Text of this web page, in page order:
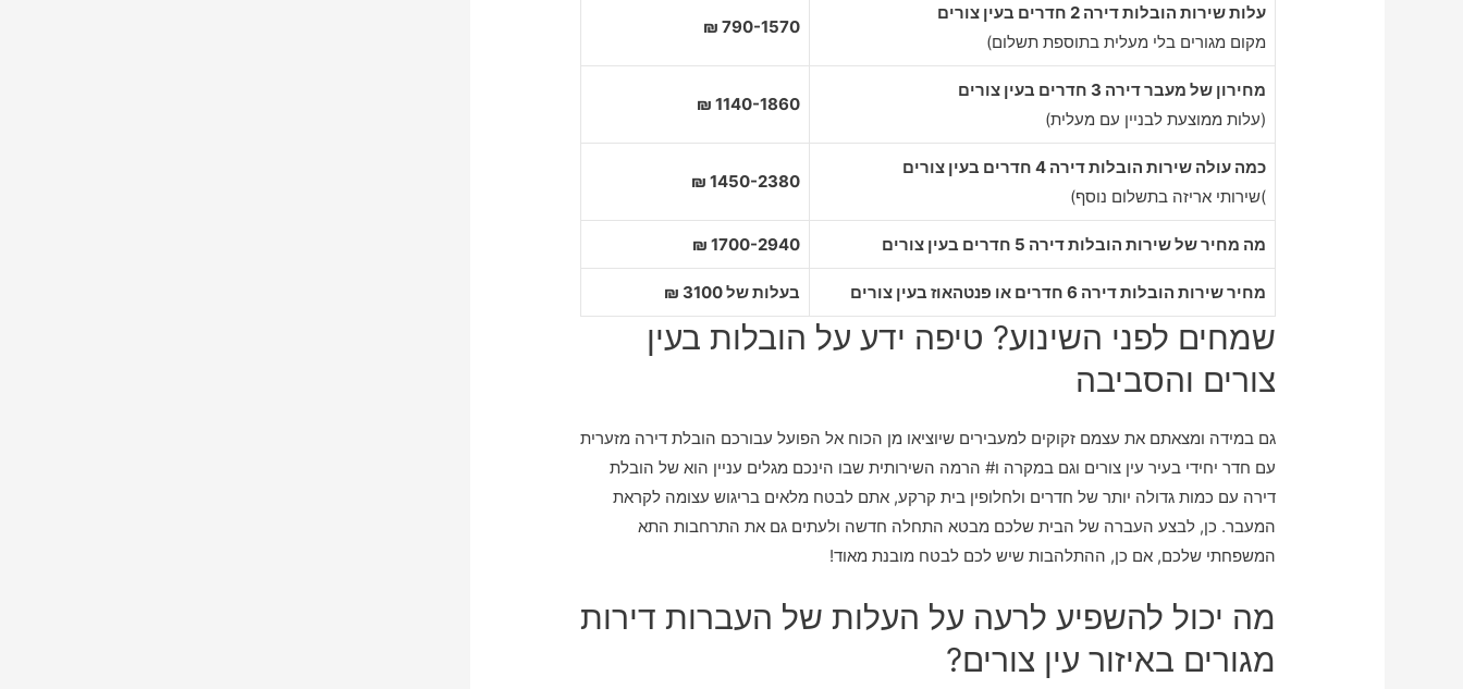
עלות שירות הובלות דירה 2 חדרים בעין צורים
מקום מגורים בלי מעלית בתוספת תשלום)
790-1570 ₪
מחירון של מעבר דירה 3 חדרים בעין צורים
(עלות ממוצעת לבניין עם מעלית)
1140-1860 ₪
כמה עולה שירות הובלות דירה 4 חדרים בעין צורים
)שירותי אריזה בתשלום נוסף)
1450-2380 ₪
מה מחיר של שירות הובלות דירה 5 חדרים בעין צורים 1700-2940 ₪
מחיר שירות הובלות דירה 6 חדרים או פנטהאוז בעין צורים בעלות של 3100 ₪
שמחים לפני השינוע? טיפה ידע על הובלות בעין
צורים והסביבה
גם במידה ומצאתם את עצמם זקוקים למעבירים שיוציאו מן הכוח אל הפועל עבורכם הובלת דירה מזערית
עם חדר יחידי בעיר עין צורים וגם במקרה ו# הרמה השירותית שבו הינכם מגלים עניין הוא של הובלת
דירה עם כמות גדולה יותר של חדרים ולחלופין בית קרקע, אתם לבטח מלאים בריגוש עצומה לקראת
המעבר. כן, לבצע העברה של הבית שלכם מבטא התחלה חדשה ולעתים גם את התרחבות התא
המשפחתי שלכם, אם כן, ההתלהבות שיש לכם לבטח מובנת מאוד!
מה יכול להשפיע לרעה על העלות של העברות דירות
מגורים באיזור עין צורים?